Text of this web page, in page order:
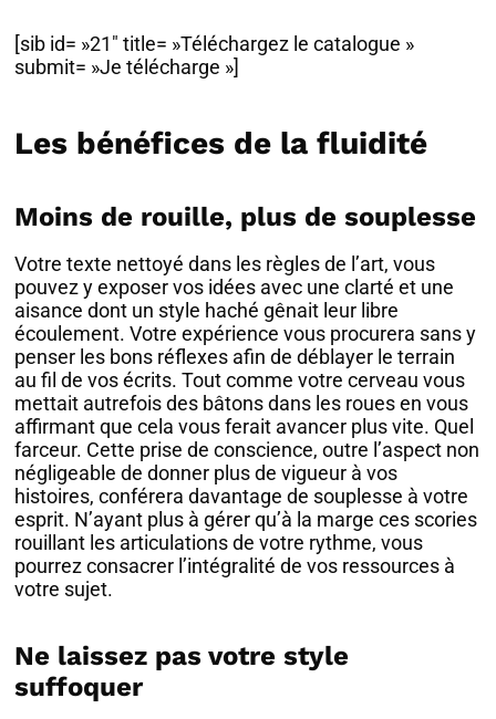
[sib id= »21″ title= »Téléchargez le catalogue »
submit= »Je télécharge »]
Les bénéfices de la fluidité
Moins de rouille, plus de souplesse
Votre texte nettoyé dans les règles de l’art, vous
pouvez y exposer vos idées avec une clarté et une
aisance dont un style haché gênait leur libre
écoulement. Votre expérience vous procurera sans y
penser les bons réflexes afin de déblayer le terrain
au fil de vos écrits. Tout comme votre cerveau vous
mettait autrefois des bâtons dans les roues en vous
affirmant que cela vous ferait avancer plus vite. Quel
farceur. Cette prise de conscience, outre l’aspect non
négligeable de donner plus de vigueur à vos
histoires, conférera davantage de souplesse à votre
esprit. N’ayant plus à gérer qu’à la marge ces scories
rouillant les articulations de votre rythme, vous
pourrez consacrer l’intégralité de vos ressources à
votre sujet.
Ne laissez pas votre style
suffoquer